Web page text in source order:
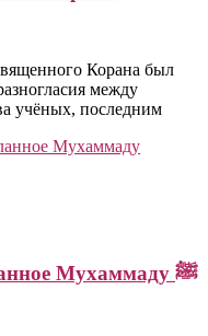
Корана был
между
учёных, последним
Первое откровение, ниспосланное Мухаммаду ﷺ